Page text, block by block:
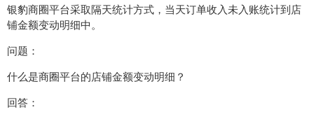
银豹商圈平台采取隔天统计方式，当天订单收入未入账统计到店
铺金额变动明细中。
问题：
什么是商圈平台的店铺金额变动明细？
回答：